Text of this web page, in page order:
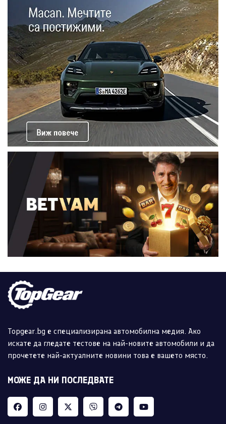
Topgear.bg е специализирана автомобилна медия. Ако
искате да гледате тестове на най-новите автомобили и да
прочетете най-актуалните новини това е вашето място.
МОЖЕ ДА НИ ПОСЛЕДВАТЕ